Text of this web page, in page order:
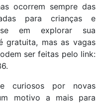
ocorrem sempre das
para crianças e
em explorar sua
gratuita, mas as vagas
ser feitas pelo link:
curiosos por novas
motivo a mais para